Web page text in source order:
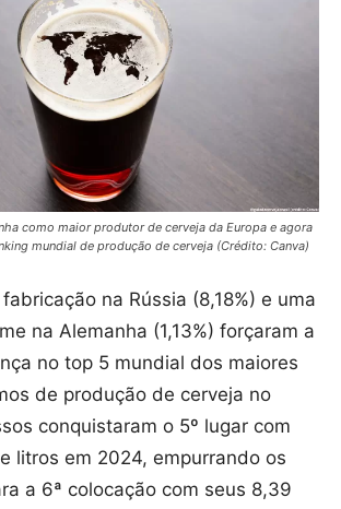
como maior produtor de cerveja da Europa e agora
mundial de produção de cerveja (Crédito: Canva)
na Rússia (8,18%) e uma
na Alemanha (1,13%) forçaram a
no top 5 mundial dos maiores
de produção de cerveja no
conquistaram o 5º lugar com
litros em 2024, empurrando os
a 6ª colocação com seus 8,39